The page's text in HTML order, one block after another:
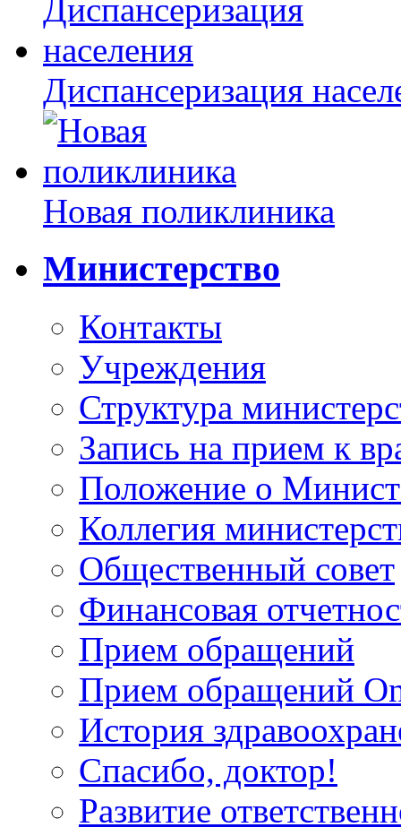
Диспансеризация
Новая поликлиника
Министерство
Контакты
Учреждения
Структура
Запись на прием к
Положение о
Коллегия
Общественный совет
Финансовая
Прием обращений
Прием обращений
История
Спасибо, доктор!
Развитие